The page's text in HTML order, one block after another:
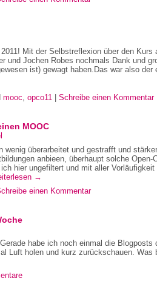
Mit der Selbstreflexion über den
und Jochen Robes nochmals Dank und
ist) gewagt haben.Das war also
mooc, opco11 Schreibe einen Kommentar
MOOC
wenig überarbeitet und gestrafft und
anbieen, überhaupt solche Open-
hier ungefiltert und mit aller
→
einen Kommentar
habe ich noch einmal die Blogposts
Luft holen und kurz zurückschauen. Was